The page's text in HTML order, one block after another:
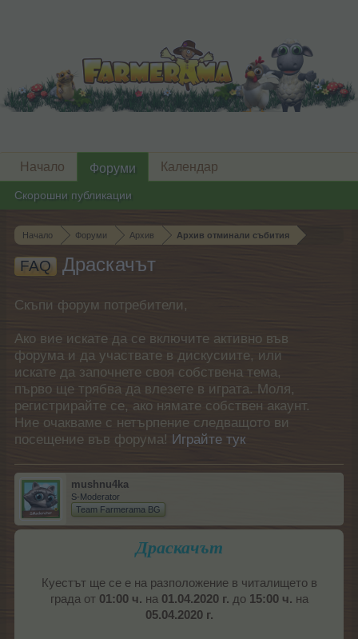
Начало Форуми Архив Архив отминали събития
FAQ Драскачът
Скъпи форум потребители,
Ако вие искате да се включите активно във
форума и да участвате в дискусиите, или
искате да започнете своя собствена тема,
първо ще трябва да влезете в играта. Моля,
регистрирайте се, ако нямате собствен акаунт.
Ние очакваме с нетърпение следващото ви
посещение във форума! Играйте тук
mushnu4ka
S-Moderator
Team Farmerama BG
Драскачът
Куестът ще се е на разположение в читалището в
града от 01:00 ч. на 01.04.2020 г. до15:00 ч. на
05.04.2020 г.
Начало Форуми
Скорошни публикации
Календар